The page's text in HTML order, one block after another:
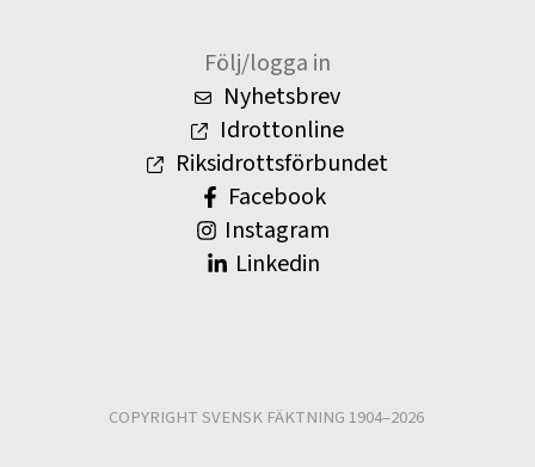
Följ/logga in
Nyhetsbrev
Idrottonline
Riksidrottsförbundet
Facebook
Instagram
Linkedin
COPYRIGHT SVENSK FÄKTNING 1904–2026